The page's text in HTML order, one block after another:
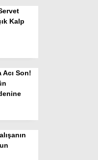
Kalp
Acı Son!